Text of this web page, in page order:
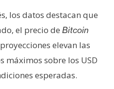
los datos destacan que
el precio de Bitcoin
elevan las
máximos sobre los USD
esperadas.